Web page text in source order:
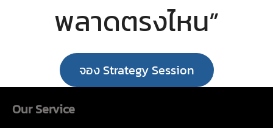
พลาดตรงไหน”
จอง Strategy Session
Our Service